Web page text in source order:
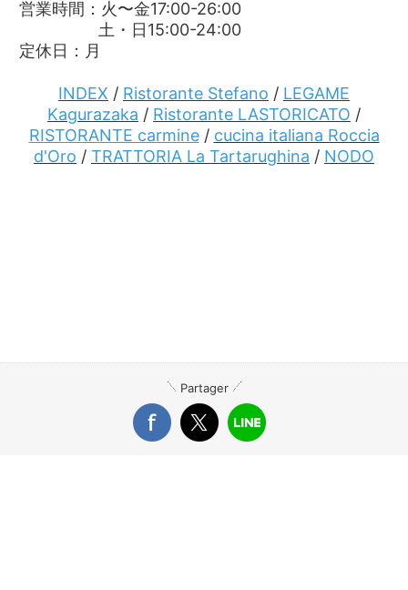
営業時間：火〜金17:00-26:00
土・日15:00-24:00
定休日：月
INDEX / Ristorante Stefano / LEGAME
Kagurazaka / Ristorante LASTORICATO /
RISTORANTE carmine/ cucina italiana Roccia
d'Oro / TRATTORIA La Tartarughina / NODO
Partager